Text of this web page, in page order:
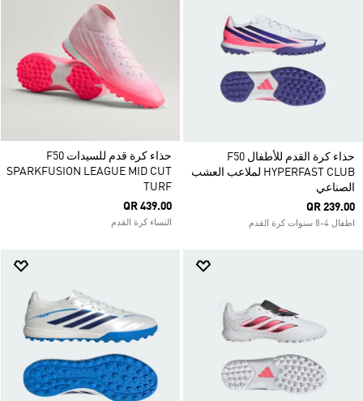
حذاء كرة القدم للأطفال F50
HYPERFAST CLUB لملاعب العشب
الصناعي
QR 239.00
اطفال 4-8 سنوات كرة القدم
حذاء كرة قدم للسيدات F50
SPARKFUSION LEAGUE MID CUT
TURF
QR 439.00
النساء كرة القدم